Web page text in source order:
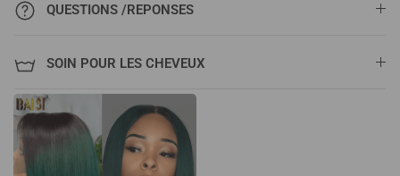
QUESTIONS /REPONSES
SOIN POUR LES CHEVEUX